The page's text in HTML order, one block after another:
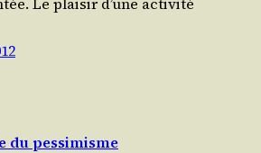
Le plai­sir d’une acti­vi­té
du pessimisme